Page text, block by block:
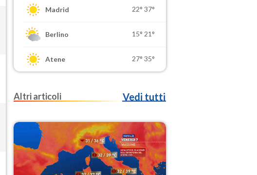
Madrid 22° 37°
Berlino 15° 21°
Atene 27° 35°
Altri articoli Vedi tutti